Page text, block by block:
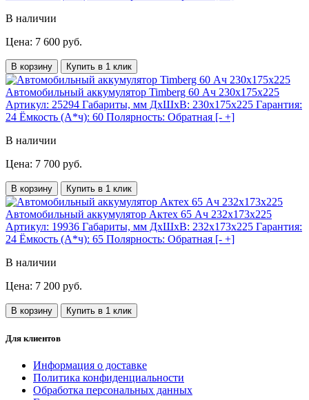
В наличии
Цена: 7 600 руб.
В корзину Купить в 1 клик
Автомобильный аккумулятор Timberg 60 Ач 230x175x225
Артикул: 25294 Габариты, мм ДхШхВ: 230x175x225 Гарантия:
24 Ёмкость (А*ч): 60 Полярность: Обратная [- +]
В наличии
Цена: 7 700 руб.
В корзину Купить в 1 клик
Автомобильный аккумулятор Актех 65 Ач 232x173x225
Артикул: 19936 Габариты, мм ДхШхВ: 232x173x225 Гарантия:
24 Ёмкость (А*ч): 65 Полярность: Обратная [- +]
В наличии
Цена: 7 200 руб.
В корзину Купить в 1 клик
Для клиентов
Информация о доставке
Политика конфиденциальности
Обработка персональных данных